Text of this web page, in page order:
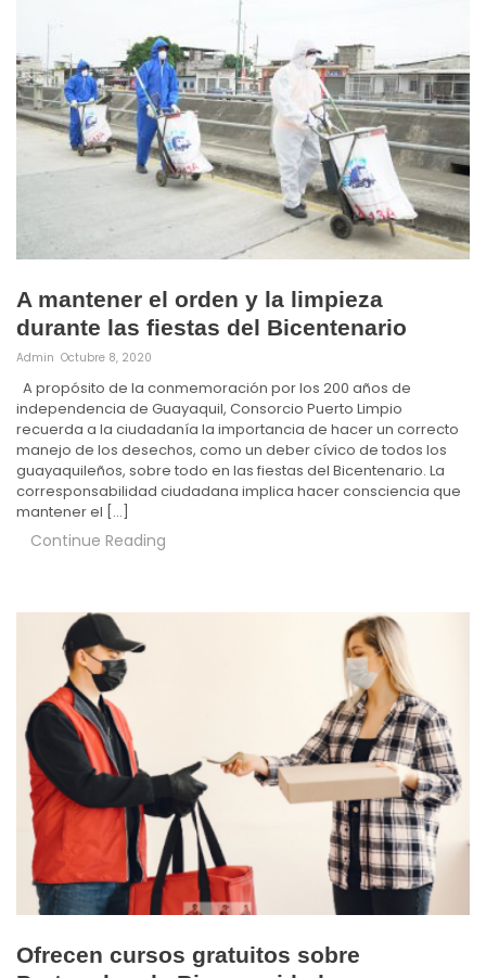
A mantener el orden y la limpieza
durante las fiestas del Bicentenario
Admin Octubre 8, 2020
A propósito de la conmemoración por los 200 años de
independencia de Guayaquil, Consorcio Puerto Limpio
recuerda a la ciudadanía la importancia de hacer un correcto
manejo de los desechos, como un deber cívico de todos los
guayaquileños, sobre todo en las fiestas del Bicentenario. La
corresponsabilidad ciudadana implica hacer consciencia que
mantener el […]
Continue Reading
Ofrecen cursos gratuitos sobre